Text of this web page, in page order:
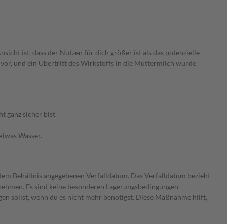
ist, dass der Nutzen für dich größer ist als das potenzielle
vor, und ein Übertritt des Wirkstoffs in die Muttermilch wurde
ganz sicher bist.
Wasser.
Behältnis angegebenen Verfalldatum. Das Verfalldatum bezieht
Es sind keine besonderen Lagerungsbedingungen
sollst, wenn du es nicht mehr benötigst. Diese Maßnahme hilft,